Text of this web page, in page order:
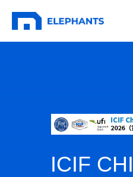
ICIF